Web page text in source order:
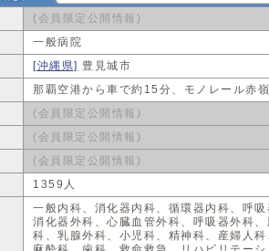
(会員限定公開情報)
一般病院
[沖縄県] 豊見城市
那覇空港から車で約15分、モノレール赤
(会員限定公開情報)
(会員限定公開情報)
(会員限定公開情報)
1359人
一般内科、消化器内科、循環器内科、呼
消化器外科、心臓血管外科、呼吸器外科
科、乳腺外科、小児科、精神科、産婦人